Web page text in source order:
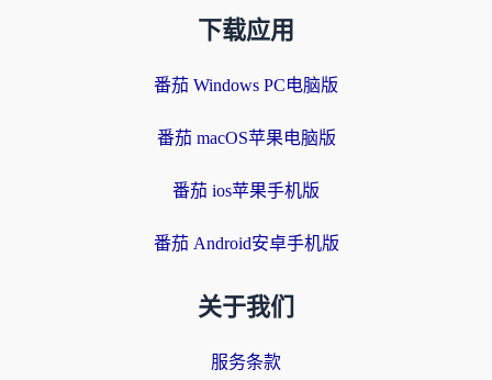
下载应用
番茄 Windows PC电脑版
番茄 macOS苹果电脑版
番茄 ios苹果手机版
番茄 Android安卓手机版
关于我们
服务条款